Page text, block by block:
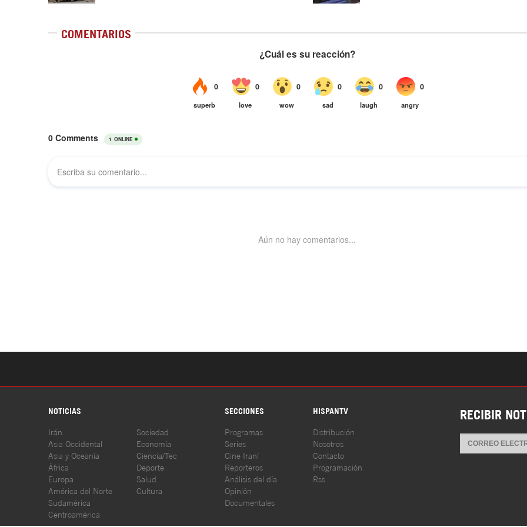
COMENTARIOS
NOTICIAS SECCIONES HISPANTV
Irán
Asia Occidental
Asia y Oceanía
África
Europa
América del Norte
Sudamérica
Centroamérica
Sociedad
Economía
Ciencia/Tec
Deporte
Salud
Cultura
Programas
Series
Cine Iraní
Reporteros
Análisis del día
Opinión
Documentales
Distribución
Nosotros
Contacto
Programación
Rss
RECIBIR